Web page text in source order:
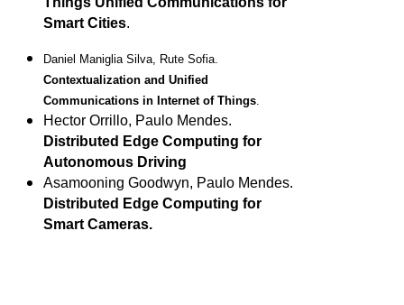
Smart Cities.
Daniel Maniglia Silva, Rute Sofia.
Contextualization and Unified
Communications in Internet of Things
Hector Orrillo, Paulo Mendes.
Distributed Edge Computing for
Autonomous Driving
Asamooning Goodwyn, Paulo Mendes.
Distributed Edge Computing for
Smart Cameras.